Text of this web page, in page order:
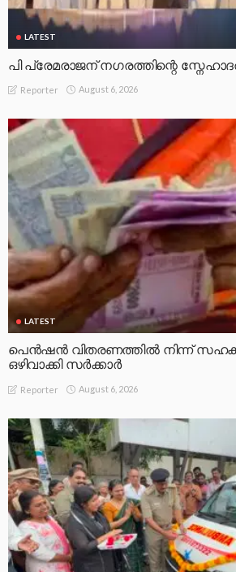
LATEST
പി പ്രേമരാജന് നഗരത്തിന്റെ
Reporter August 6, 2026
LATEST
പെൻഷൻ വിതരണത്തിൽ നിന്ന്
ഒഴിവാക്കി സർക്കാർ
Reporter August 6, 2026